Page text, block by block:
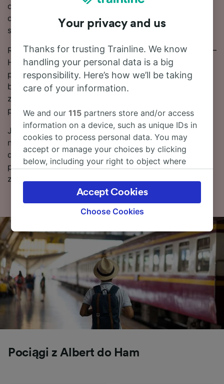
obsługującym tę trasę jest SNCF, najprawdopodobniej
całość lub przynajmniej część swojej podróży do
stacji Ham odbędziesz pociągiem tej firmy.
Rezerwuj bilety kolejowe na przejazd na trasie Albert –
Ham z wyprzedzeniem zamiast kupować je w dniu
podróży, aby załapać się na najtańsze taryfy. Ceny
biletów na przejazd na trasie Albert – Ham można
znaleźć za pomocą naszego narzędzia do planowania
podróży.
Jeśli chcesz dokonać rezerwacji, już dziś poszukaj w
naszym serwisie tanich biletów kolejowych. Czytaj
dalej, aby znaleźć więcej informacji na temat podróży
pociągiem do stacji Ham, w tym nasz rozkład jazdy
zawierający pierwszy i ostatni kurs.
Pociągi z Albert do Ham
Your privacy and us
Thanks for trusting Trainline. We know
handling your personal data is a big
responsibility. Here’s how we’ll be taking
care of your information.
We and our115 partners store and/or access
information on a device, such as unique IDs in
cookies to process personal data. You may
accept or manage your choices by clicking
below, including your right to object where
the privacy policy page. These choices will be
signaled to our partners and will not affect
browsing data. Your data will not be used for
track you.
We and our partners process data to provide:
Use precise geolocation data. Actively scan
device characteristics for identification. Store
and/or access information on a device.
Personalised advertising and content,
advertising and content measurement,
audience research and services development.
Choose Cookies
Accept Cookies